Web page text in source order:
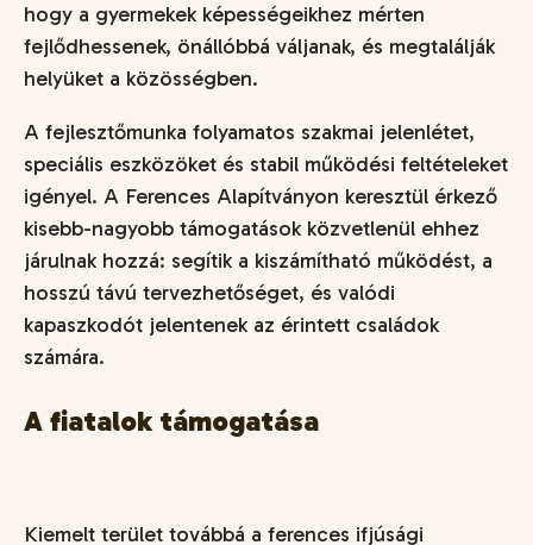
hogy a gyermekek képességeikhez mérten
fejlődhessenek, önállóbbá váljanak, és megtalálják
helyüket a közösségben.
A fejlesztőmunka folyamatos szakmai jelenlétet,
speciális eszközöket és stabil működési feltételeket
igényel. A Ferences Alapítványon keresztül érkező
kisebb-nagyobb támogatások közvetlenül ehhez
járulnak hozzá: segítik a kiszámítható működést, a
hosszú távú tervezhetőséget, és valódi
kapaszkodót jelentenek az érintett családok
számára.
A fiatalok támogatása
Kiemelt terület továbbá a ferences ifjúsági